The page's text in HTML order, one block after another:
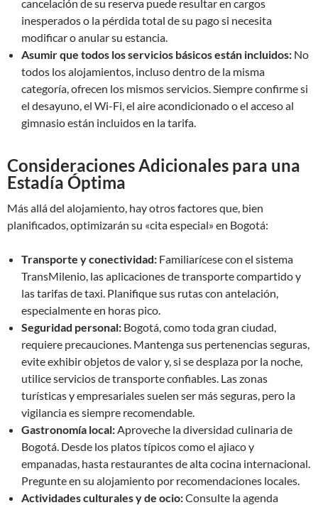
cancelación de su reserva puede resultar en cargos
inesperados o la pérdida total de su pago si necesita
modificar o anular su estancia.
Asumir que todos los servicios básicos están incluidos: No
todos los alojamientos, incluso dentro de la misma
categoría, ofrecen los mismos servicios. Siempre confirme si
el desayuno, el Wi-Fi, el aire acondicionado o el acceso al
gimnasio están incluidos en la tarifa.
Consideraciones Adicionales para una
Estadía Óptima
Más allá del alojamiento, hay otros factores que, bien
planificados, optimizarán su «cita especial» en Bogotá:
Transporte y conectividad: Familiarícese con el sistema
TransMilenio, las aplicaciones de transporte compartido y
las tarifas de taxi. Planifique sus rutas con antelación,
especialmente en horas pico.
Seguridad personal: Bogotá, como toda gran ciudad,
requiere precauciones. Mantenga sus pertenencias seguras,
evite exhibir objetos de valor y, si se desplaza por la noche,
utilice servicios de transporte confiables. Las zonas
turísticas y empresariales suelen ser más seguras, pero la
vigilancia es siempre recomendable.
Gastronomía local:Aproveche la diversidad culinaria de
Bogotá. Desde los platos típicos como el ajiaco y
empanadas, hasta restaurantes de alta cocina internacional.
Pregunte en su alojamiento por recomendaciones locales.
Actividades culturales y de ocio:Consulte la agenda